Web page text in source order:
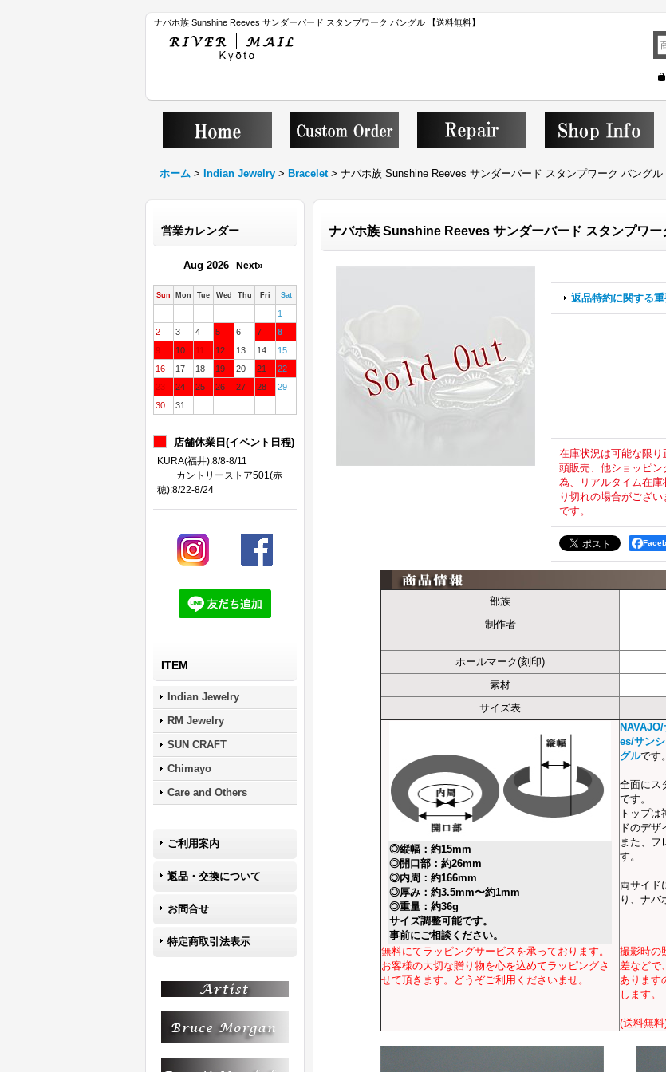
ナバホ族 Sunshine Reeves サンダーバード スタンプワーク バングル 【送料無料】
ホーム > Indian Jewelry > Bracelet > ナバホ族 Sunshine Reeves サンダーバード スタンプワーク バングル
営業カレンダー
Aug 2026 Next»
Sun Mon Tue Wed Thu Fri Sat
1
2
3 4 5 6 7
8
9
10 11 12 13 14
15
16
17 18 19 20 21
22
23
24 25 26 27 28
29
30
31
店舗休業日(イベント日程)
KURA(福井):8/8-8/11
カントリーストア501(赤
穂):8/22-8/24
ITEM
Indian Jewelry
RM Jewelry
SUN CRAFT
Chimayo
Care and Others
ご利用案内
返品・交換について
お問合せ
特定商取引法表示
ナバホ族 Sunshine Reeves サンダーバード スタンプワー
返品特約に関する
在庫状況は可能な限
頭販売、他ショッピ
為、リアルタイム在
り切れの場合がござ
です。
部族
制作者
ホールマーク(刻印)
素材
サイズ表
◎縦幅：約15mm
◎開口部：約26mm
◎内周：約166mm
◎厚み：約3.5mm〜約1mm
◎重量：約36g
サイズ調整可能です。
事前にご相談ください。
es/サン
グルです。
全面にス
です。
トップ
ドのデザ
また、フ
す。
両サイド
り、ナバ
無料にてラッピングサービスを承っております。
お客様の大切な贈り物を心を込めてラッピングさ
せて頂きます。どうぞご利用くださいませ。
撮影時の
差などで
あります
します。
(送料無料